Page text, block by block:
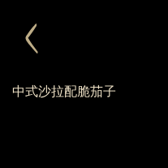
中式沙拉配脆茄子